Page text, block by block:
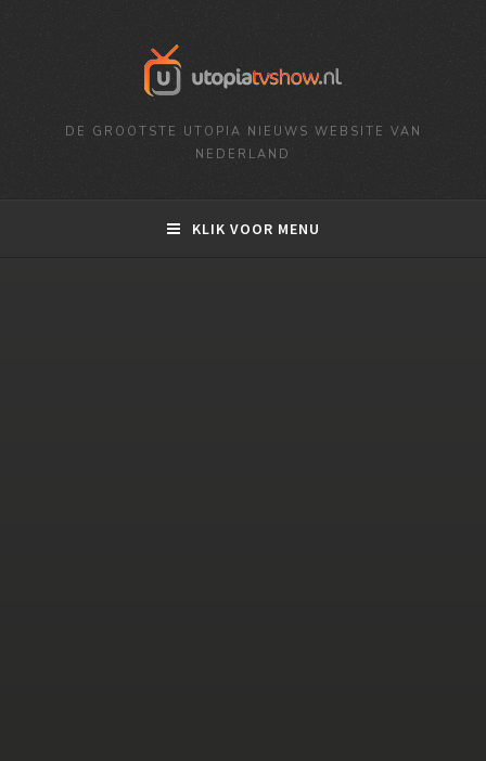
DE GROOTSTE UTOPIA NIEUWS WEBSITE VAN
NEDERLAND
KLIK VOOR MENU